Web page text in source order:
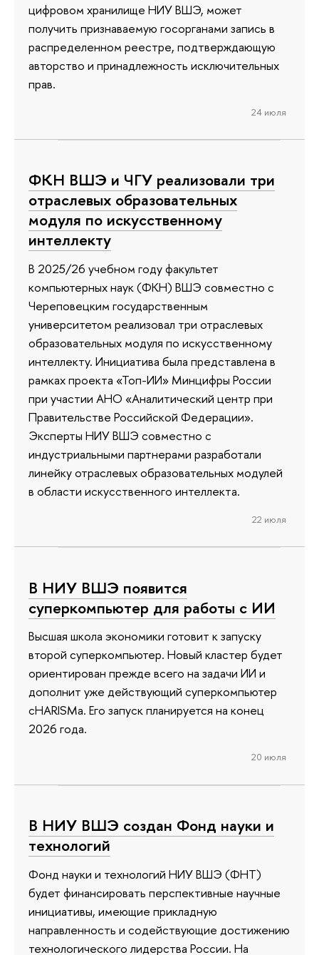
цифровом хранилище НИУ ВШЭ, может
получить признаваемую госорганами запись в
распределенном реестре, подтверждающую
авторство и принадлежность исключительных
прав.
24 июля
ФКН ВШЭ и ЧГУ реализовали три
отраслевых образовательных
модуля по искусственному
интеллекту
В 2025/26 учебном году факультет
компьютерных наук (ФКН) ВШЭ совместно с
Череповецким государственным
университетом реализовал три отраслевых
образовательных модуля по искусственному
интеллекту. Инициатива была представлена в
рамках проекта «Топ-ИИ» Минцифры России
при участии АНО «Аналитический центр при
Правительстве Российской Федерации».
Эксперты НИУ ВШЭ совместно с
индустриальными партнерами разработали
линейку отраслевых образовательных модулей
в области искусственного интеллекта.
22 июля
В НИУ ВШЭ появится
суперкомпьютер для работы с ИИ
Высшая школа экономики готовит к запуску
второй суперкомпьютер. Новый кластер будет
ориентирован прежде всего на задачи ИИ и
дополнит уже действующий суперкомпьютер
cHARISMa. Его запуск планируется на конец
2026 года.
20 июля
В НИУ ВШЭ создан Фонд науки и
технологий
Фонд науки и технологий НИУ ВШЭ (ФНТ)
будет финансировать перспективные научные
инициативы, имеющие прикладную
направленность и содействующие достижению
технологического лидерства России. На